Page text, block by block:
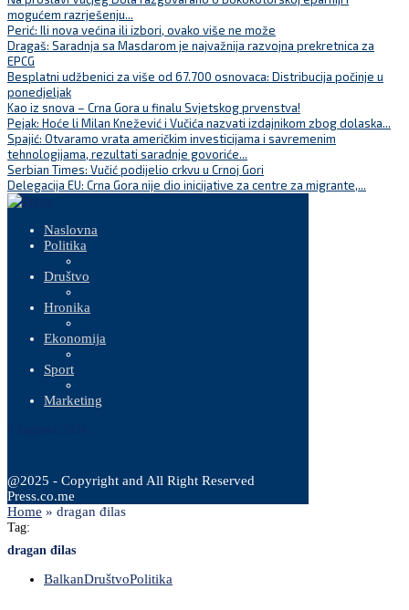
mogućem razrješenju...
Perić: Ili nova većina ili izbori, ovako više ne može
Dragaš: Saradnja sa Masdarom je najvažnija razvojna prekretnica za
EPCG
Besplatni udžbenici za više od 67.700 osnovaca: Distribucija počinje u
ponedjeljak
Kao iz snova – Crna Gora u finalu Svjetskog prvenstva!
Pejak: Hoće li Milan Knežević i Vučića nazvati izdajnikom zbog dolaska...
Spajić: Otvaramo vrata američkim investicijama i savremenim
tehnologijama, rezultati saradnje govoriće...
Serbian Times: Vučić podijelio crkvu u Crnoj Gori
Delegacija EU: Crna Gora nije dio inicijative za centre za migrante,...
Naslovna
Politika
Društvo
Hronika
Ekonomija
Sport
Marketing
@2025 - Copyright and All Right Reserved
Press.co.me
Home » dragan đilas
Tag:
dragan đilas
BalkanDruštvoPolitika